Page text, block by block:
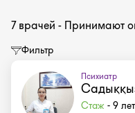
7 врачей - Принимают
Фильтр
Психиатр
Стаж - 9 лет